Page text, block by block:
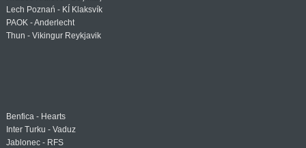
Lech Poznań - KÍ Klaksvík
PAOK - Anderlecht
Thun - Vikingur Reykjavik
Benfica - Hearts
Inter Turku - Vaduz
Jablonec - RFS